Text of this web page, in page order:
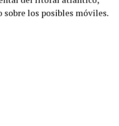
sobre los posibles móviles.